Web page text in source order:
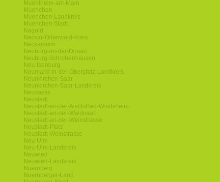
Muehlheim-am-Main
Muenchen
Muenchen-Landkreis
Muenchen-Stadt
Nagold
Neckar-Odenwald-Kreis
Neckarsulm
Neuburg-an-der-Donau
Neuburg-Schrobenhausen
Neu-Isenburg
Neumarkt-in-der-Oberpfalz-Landkreis
Neunkirchen-Saar
Neunkirchen-Saar-Landkreis
Neusaess
Neustadt
Neustadt-an-der-Aisch-Bad-Windsheim
Neustadt-an-der-Waldnaab
Neustadt-an-der-Weinstrasse
Neustadt-Pfalz
Neustadt-Weinstrasse
Neu-Ulm
Neu-Ulm-Landkreis
Neuwied
Neuwied-Landkreis
Nuernberg
Nuernberger-Land